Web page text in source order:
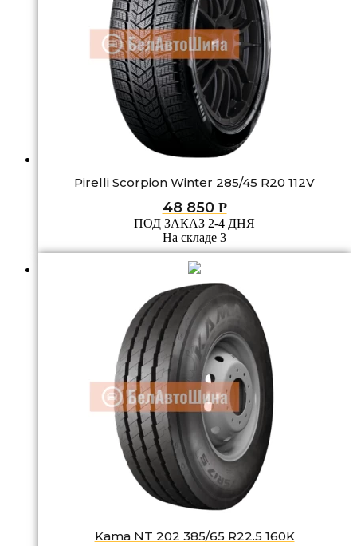
Pirelli Scorpion Winter 285/45 R20 112V
48 850 Р
ПОД ЗАКАЗ 2-4 ДНЯ
На складе 3
Kama NT 202 385/65 R22.5 160K